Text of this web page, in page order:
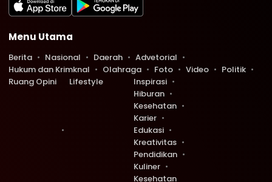
Menu Utama
Berita Nasional Daerah
Advetorial
Hukum dan Krimknal
Olahraga Foto Video
Politik
Ruang Opini
Lifestyle
Inspirasi
Hiburan
Kesehatan
Karier
Edukasi
Kreativitas
Pendidikan
Kuliner
Kesehatan